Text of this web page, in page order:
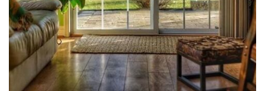
benefícios
a
segurança
da
sua
família.